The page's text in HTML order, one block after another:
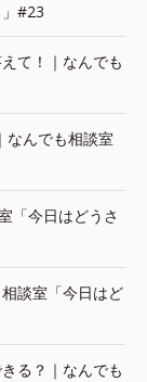
#23
て！｜なんでも
なんでも相談室
「今日はどうさ
談室「今日はど
る？｜なんでも